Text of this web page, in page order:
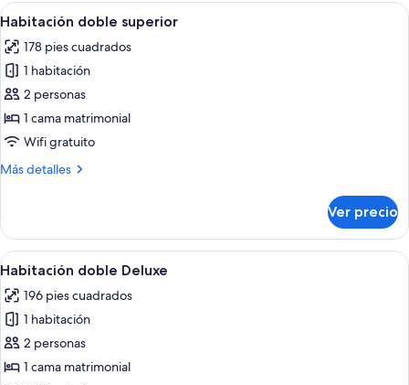
Abrir
todas
las
fotos
de
Habitación
doble
Una habitación de hotel con cama,
6
Habitación doble superior
178 pies cuadrados
1 habitación
2 personas
1 cama matrimonial
Wifi gratuito
Más detalles
Más
doble
superior
Ver precio
Abrir
todas
las
fotos
de
Habitación
Habitación de hotel con cama,
3
Habitación doble Deluxe
196 pies cuadrados
1 habitación
2 personas
1 cama matrimonial